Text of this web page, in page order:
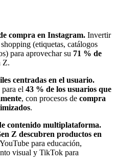
compra en Instagram. Invertir
(etiquetas, catálogos
para aprovechar su 71 % de
Z.
centradas en el usuario.
el 43 % de los usuarios que
, con procesos de compra
.
contenido multiplataforma.
Z descubren productos en
para educación,
visual y TikTok para